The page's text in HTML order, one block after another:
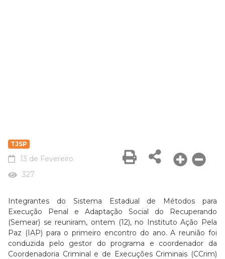
TJSP
13 de Fevereiro
327
Integrantes do Sistema Estadual de Métodos para
Execução Penal e Adaptação Social do Recuperando
(Semear) se reuniram, ontem (12), no Instituto Ação Pela
Paz (IAP) para o primeiro encontro do ano. A reunião foi
conduzida pelo gestor do programa e coordenador da
Coordenadoria Criminal e de Execuções Criminais (CCrim)